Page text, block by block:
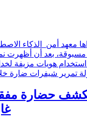
معهد أمن الذكاء
مسبوقة، بعد أن أظهرت
هويات مزيفة
تمرير شيفرات ضارة
تكشف حضارة